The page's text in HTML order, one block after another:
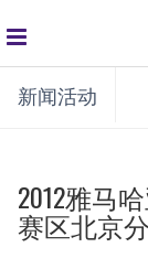
global
navigation
新闻活动
2012雅马
赛区北京